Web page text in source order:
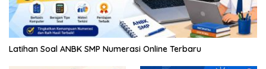
Latihan Soal ANBK SMP Numerasi Online Terbaru